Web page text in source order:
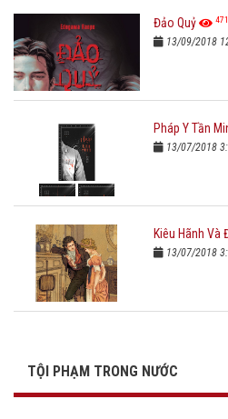
Đảo Quỷ
13/09/2018
Pháp Y Tần
13/07/2018
Kiêu Hãnh Và
13/07/2018
TỘI PHẠM TRONG NƯỚC